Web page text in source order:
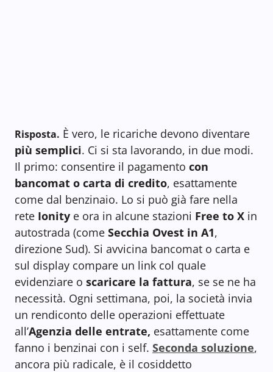
Risposta. È vero, le ricariche devono diventare
più semplici. Ci si sta lavorando, in due modi.
Il primo: consentire il pagamento con
bancomat o carta di credito, esattamente
come dal benzinaio. Lo si può già fare nella
rete Ionity e ora in alcune stazioni Free to X in
autostrada (come Secchia Ovest in A1,
direzione Sud). Si avvicina bancomat o carta e
sul display compare un link col quale
evidenziare o scaricare la fattura, se se ne ha
necessità. Ogni settimana, poi, la società invia
un rendiconto delle operazioni effettuate
all’Agenzia delle entrate, esattamente come
fanno i benzinai con i self. Seconda soluzione,
ancora più radicale, è il cosiddetto